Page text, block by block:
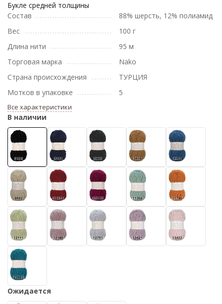
Букле средней толщины
Состав
88% шерсть, 12% полиамид
Вес
100 г
Длина нити
95 м
Торговая марка
Nako
Страна происхождения
ТУРЦИЯ
Мотков в упаковке
5
Все характеристики
В наличии
Ожидается